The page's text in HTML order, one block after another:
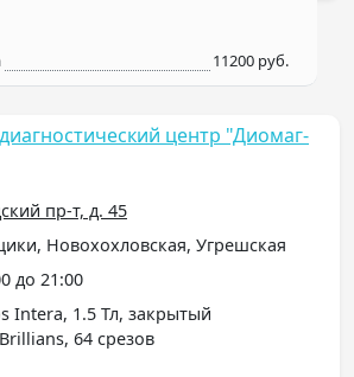
11200 руб.
центр "Диомаг-
пр-т, д. 45
Новохохловская, Угрешская
до 21:00
Intera, 1.5 Тл, закрытый
64 срезов